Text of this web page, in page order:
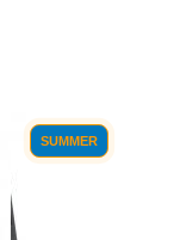
SUMMER